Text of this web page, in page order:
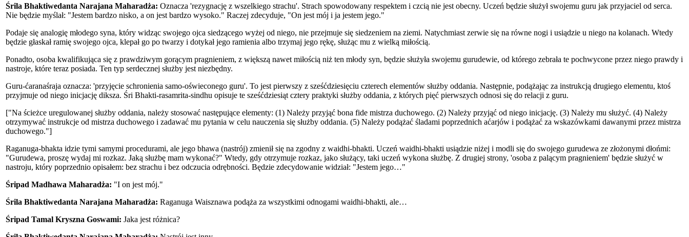
Śrila Bhaktiwedanta Narajana Maharadża: Oznacza 'rezygnację z wszelkiego strachu'. Strach spowodowany respektem i czcią nie jest obecny. Uczeń będzie służył swojemu guru jak przyjaciel od serca.
Nie będzie myślał: "Jestem bardzo nisko, a on jest bardzo wysoko." Raczej zdecyduje, "On jest mój i ja jestem jego."
Podaje się analogię młodego syna, który widząc swojego ojca siedzącego wyżej od niego, nie przejmuje się siedzeniem na ziemi. Natychmiast zerwie się na równe nogi i usiądzie u niego na kolanach. Wtedy
będzie głaskał ramię swojego ojca, klepał go po twarzy i dotykał jego ramienia albo trzymaj jego rękę, służąc mu z wielką miłością.
Ponadto, osoba kwalifikująca się z prawdziwym gorącym pragnieniem, z większą nawet miłością niż ten młody syn, będzie służyła swojemu gurudewie, od którego zebrała te pochwycone przez niego prawdy i
nastroje, które teraz posiada. Ten typ serdecznej służby jest niezbędny.
Guru-ćaranaśraja oznacza: 'przyjęcie schronienia samo-oświeconego guru'. To jest pierwszy z sześćdziesięciu czterech elementów służby oddania. Następnie, podążając za instrukcją drugiego elementu, ktoś
przyjmuje od niego inicjację diksza. Śri Bhakti-rasamrita-sindhu opisuje te sześćdziesiąt cztery praktyki służby oddania, z których pięć pierwszych odnosi się do relacji z guru.
["Na ścieżce uregulowanej służby oddania, należy stosować następujące elementy: (1) Należy przyjąć bona fide mistrza duchowego. (2) Należy przyjąć od niego inicjację. (3) Należy mu służyć. (4) Należy
otrzymywać instrukcje od mistrza duchowego i zadawać mu pytania w celu nauczenia się służby oddania. (5) Należy podążać śladami poprzednich aćarjów i podążać za wskazówkami dawanymi przez mistrza
duchowego."]
Raganuga-bhakta idzie tymi samymi procedurami, ale jego bhawa (nastrój) zmienił się na zgodny z waidhi-bhakti. Uczeń waidhi-bhakti usiądzie niżej i modli się do swojego gurudewa ze złożonymi dłońmi:
"Gurudewa, proszę wydaj mi rozkaz. Jaką służbę mam wykonać?" Wtedy, gdy otrzymuje rozkaz, jako służący, taki uczeń wykona służbę. Z drugiej strony, 'osoba z palącym pragnieniem' będzie służyć w
nastroju, który poprzednio opisałem: bez strachu i bez odczucia odrębności. Będzie zdecydowanie widział: "Jestem jego…"
Śripad Madhawa Maharadża: "I on jest mój."
Śrila Bhaktiwedanta Narajana Maharadża: Raganuga Waisznawa podąża za wszystkimi odnogami waidhi-bhakti, ale…
Śripad Tamal Kryszna Goswami: Jaka jest różnica?